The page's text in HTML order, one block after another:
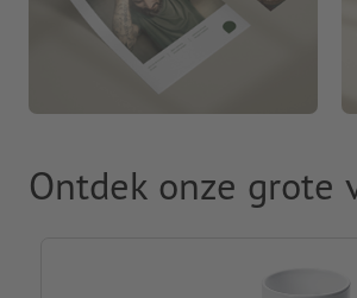
Ontdek onze grote